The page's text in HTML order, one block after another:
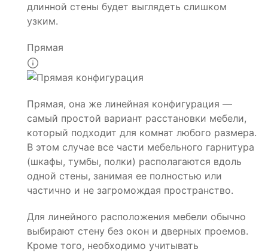
длинной стены будет выглядеть слишком
узким.
Прямая
Прямая, она же линейная конфигурация —
самый простой вариант расстановки мебели,
который подходит для комнат любого размера.
В этом случае все части мебельного гарнитура
(шкафы, тумбы, полки) располагаются вдоль
одной стены, занимая ее полностью или
частично и не загромождая пространство.
Для линейного расположения мебели обычно
выбирают стену без окон и дверных проемов.
Кроме того, необходимо учитывать